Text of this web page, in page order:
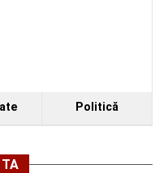
de concerte care vor
oferind comunității din
schimb cultural prin
Politică